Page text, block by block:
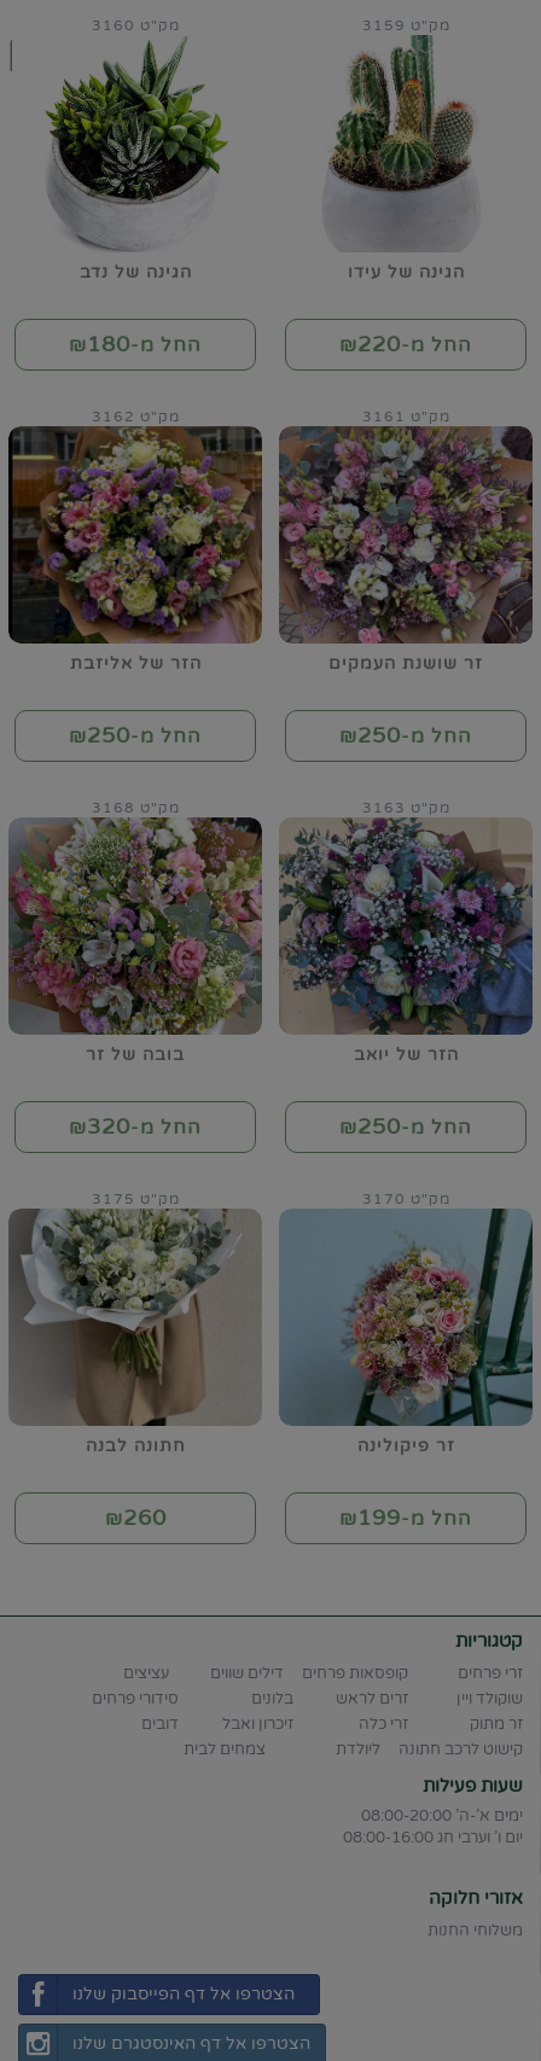
הגינה של עידו
מק"ט 3159
החל מ-₪220
הגינה של נדב
מק"ט 3160
החל מ-₪180
זר שושנת העמקים
מק"ט 3161
החל מ-₪250
הזר של אליזבת
מק"ט 3162
החל מ-₪250
הזר של יואב
מק"ט 3163
החל מ-₪250
בובה של זר
מק"ט 3168
החל מ-₪320
זר פיקולינה
מק"ט 3170
החל מ-₪199
חתונה לבנה
מק"ט 3175
₪260
קטגוריות
זרי פרחים קופסאות פרחים דילים שווים
עציצים
שוקולד ויין
זרים לראש בלונים
סידורי פרחים
זר מתוק
זרי כלה זיכרון ואבל
דובים
קישוט לרכב חתונה
ליולדת צמחים לבית
שעות פעילות
ימים א'-ה' 08:00-20:00
יום ו' וערבי חג 08:00-16:00
אזורי חלוקה
משלוחי החנות
הצטרפו אל דף הפייסבוק שלנו
הצטרפו אל דף האינסטגרם שלנו